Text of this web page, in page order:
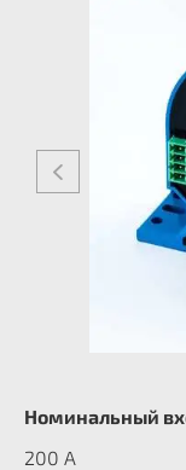
Номинальный
200 A